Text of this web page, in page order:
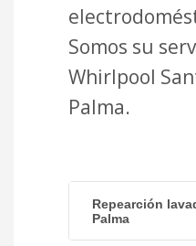
Somos su
Whirlpool
Palma.
Repearción
Palma